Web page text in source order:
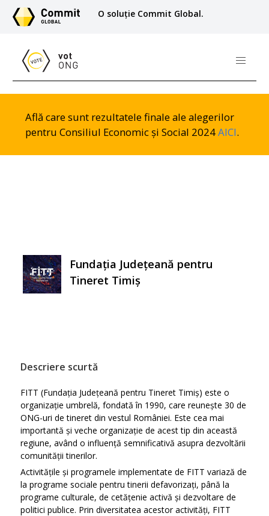
O soluție Commit Global.
Află care sunt rezultatele finale ale alegerilor
pentru Consiliul Economic și Social 2024AICI.
Fundația Județeană pentru
Tineret Timiș
Descriere scurtă
FITT (Fundația Județeană pentru Tineret Timiș) este o
organizație umbrelă, fondată în 1990, care reunește 30 de
ONG-uri de tineret din vestul României. Este cea mai
importantă și veche organizație de acest tip din această
regiune, având o influență semnificativă asupra dezvoltării
comunității tinerilor.
Activitățile și programele implementate de FITT variază de
la programe sociale pentru tinerii defavorizați, până la
programe culturale, de cetățenie activă și dezvoltare de
politici publice. Prin diversitatea acestor activități, FITT